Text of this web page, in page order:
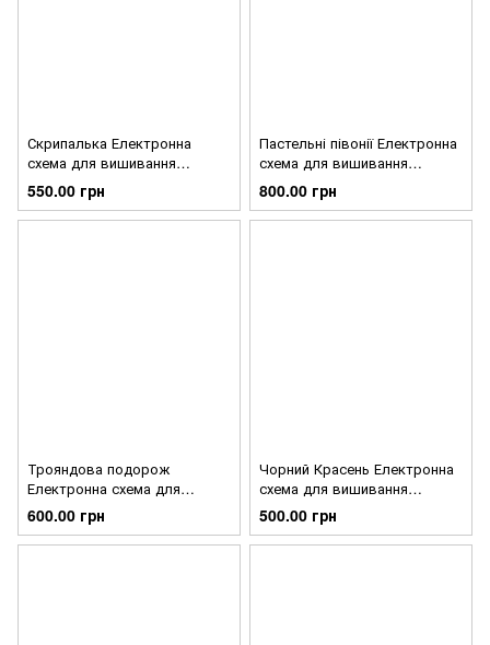
Скрипалька Електронна
схема для вишивання
хрестиком Ірина Бєлова
СХ-319
550.00 грн
Пастельні півонії Електронна
схема для вишивання
хрестиком Ірина Бєлова
СХ-318
800.00 грн
Трояндова подорож
Електронна схема для
вишивання хрестиком Ірина
Бєлова СХ-317
600.00 грн
Чорний Красень Електронна
схема для вишивання
хрестиком Ірина Бєлова
СХ-316
500.00 грн